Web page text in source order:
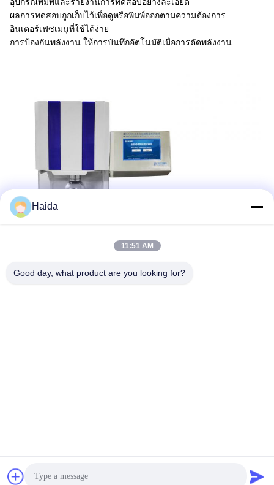
ผลการทดสอบถูกเก็บไว้เพื่อดูหรือพิมพ์ออกตามความต้องการ
อินเตอร์เฟซเมนูที่ใช้ได้ง่าย
การป้องกันพลังงาน ให้การบันทึกอัตโนมัติเมื่อการตัดพลังงาน
Haida
11:51 AM
Good day, what product are you looking for?